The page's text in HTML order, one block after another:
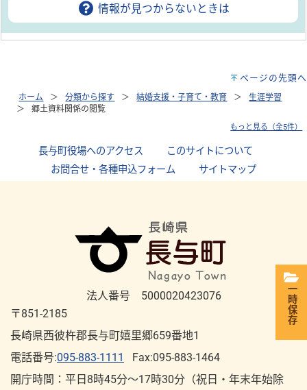
情報が見つからないときは
ページの先頭へ
ホーム 分類から探す 結婚支援・子育て・教育
生涯学習
郷土資料関係の閲覧
もっと見る（全5件）
長与町役場へのアクセス このサイトについて
お問合せ・各種申込フォーム
サイトマップ
法人番号 5000020423076
〒851-2185
長崎県西彼杵郡長与町嬉里郷659番地1
電話番号:095-883-1111
Fax:095-883-1464
開庁時間：平⽇8時45分～17時30分（祝⽇・年末年始除
一時保存